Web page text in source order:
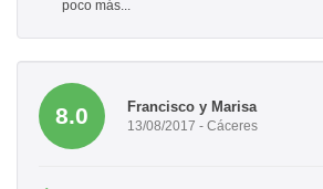
poco más...
8.0 Francisco y Marisa
13/08/2017 - Cáceres